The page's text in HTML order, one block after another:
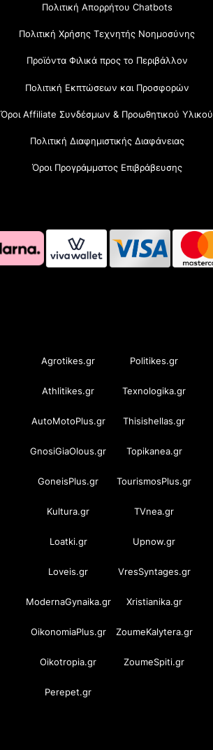
Πολιτική Απορρήτου Chatbots
Πολιτική Χρήσης Τεχνητής Νοημοσύνης
Προϊόντα Φιλικά προς το Περιβάλλον
Πολιτική Εκπτώσεων και Προσφορών
Όροι Affiliate Συνδέσμων & Προωθητικού Υλικού
Πολιτική Διαφημιστικής Διαφάνειας
Όροι Προγράμματος Επιβράβευσης
Agrotikes.gr Politikes.gr
Athlitikes.gr Texnologika.gr
AutoMotoPlus.gr Thisishellas.gr
GnosiGiaOlous.gr Topikanea.gr
GoneisPlus.gr TourismosPlus.gr
Kultura.gr TVnea.gr
Loatki.gr Upnow.gr
Loveis.gr VresSyntages.gr
ModernaGynaika.gr Xristianika.gr
OikonomiaPlus.gr ZoumeKalytera.gr
Oikotropia.gr ZoumeSpiti.gr
Perepet.gr